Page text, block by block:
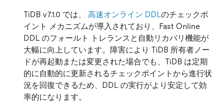
TiDB v7.1.0 では、 高速オンライン DDLのチェックポ
イント メカニズムが導入されており、Fast Online
DDL のフォールト トレランスと自動リカバリ機能が
大幅に向上しています。障害により TiDB 所有者ノー
ドが再起動または変更された場合でも、TiDB は定期
的に自動的に更新されるチェックポイントから進行状
況を回復できるため、DDL の実行がより安定して効
率的になります。